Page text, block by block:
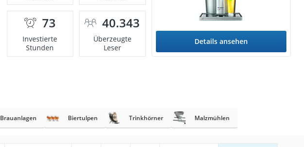
73
Investierte
Stunden
40.343
Überzeugte
Leser
Details ansehen
Brauanlagen Biertulpen Trinkhörner Malzmühlen